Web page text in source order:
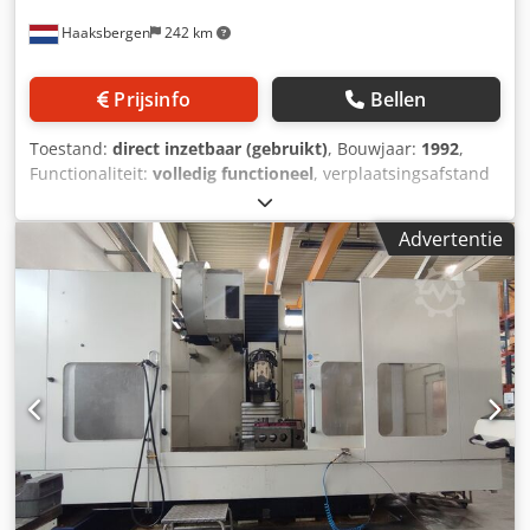
Haaksbergen 242 km
Prijsinfo Bellen
Toestand: direct inzetbaar (gebruikt), Bouwjaar: 1992,
Functionaliteit: volledig functioneel, verplaatsingsafstand
, verplaatsing Y-as:
verplaatsingsafstand Z-as:800 mm, vermogen:19 kW
(25,83 pk), Wij bieden deze klaar voor gebruik Correa A-16
bedfreesmachine, bouwjaar 1992, aan. Dsdpjy Ar Avjfx
Afiskr Fabrikant: Correa Model: A-16 Bouwjaar: 1992 Staat:
klaar voor gebruik Categorie-ID: 1170 Type-ID: 2584 Type:
bedfreesmachine Als u vragen heeft of meer informatie
wenst, stuur ons gerust een bericht of bel ons.
Advertentie